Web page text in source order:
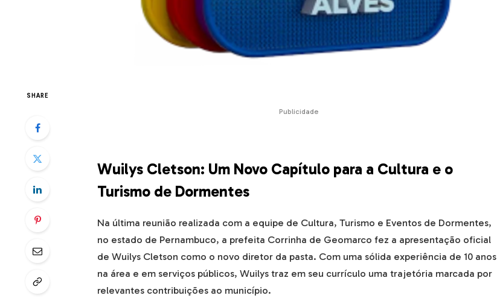
SHARE
Publicidade
Wuilys Cletson: Um Novo Capítulo para a Cultura e o
Turismo de Dormentes
Na última reunião realizada com a equipe de Cultura, Turismo e Eventos de Dormentes,
no estado de Pernambuco, a prefeita Corrinha de Geomarco fez a apresentação oficial
de Wuilys Cletson como o novo diretor da pasta. Com uma sólida experiência de 10 anos
na área e em serviços públicos, Wuilys traz em seu currículo uma trajetória marcada por
relevantes contribuições ao município.